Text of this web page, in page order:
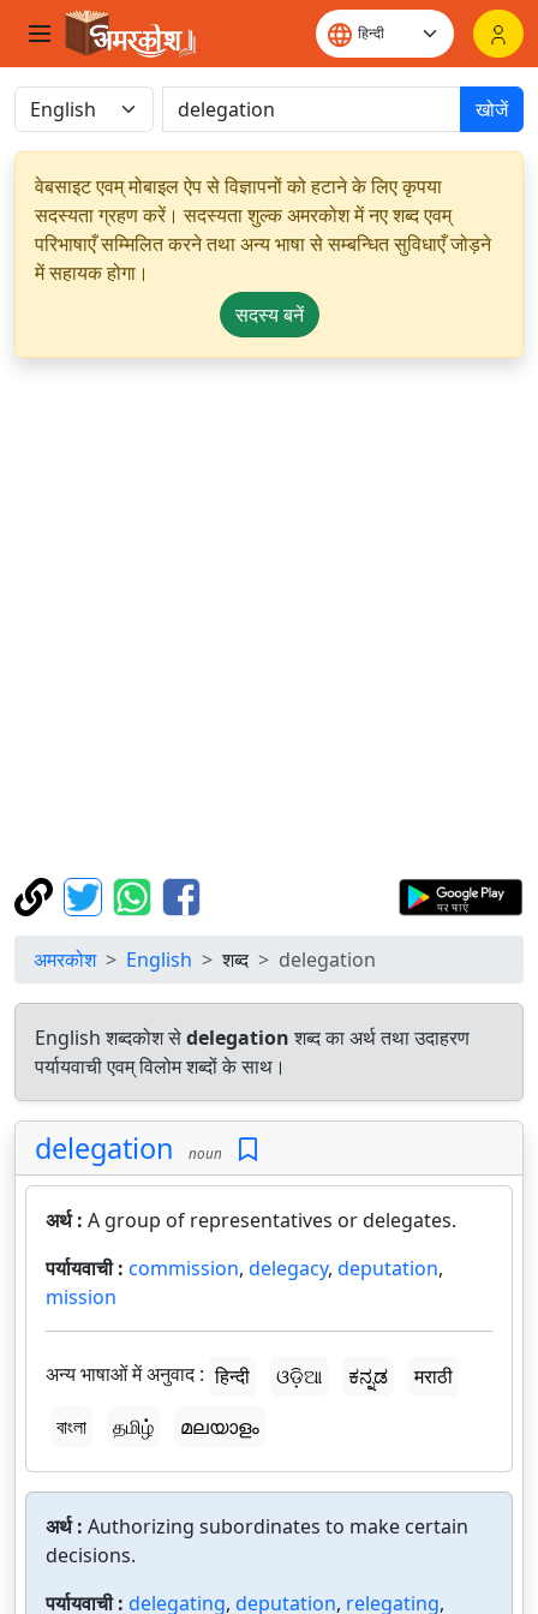
खोजें
वेबसाइट एवम् मोबाइल ऐप से विज्ञापनों को हटाने के लिए कृपया
सदस्यता ग्रहण करें। सदस्यता शुल्क अमरकोश में नए शब्द एवम्
परिभाषाएँ सम्मिलित करने तथा अन्य भाषा से सम्बन्धित सुविधाएँ जोड़ने
में सहायक होगा।
सदस्य बनें
अमरकोश English शब्द delegation
English शब्दकोश सेdelegationशब्द का अर्थ तथा उदाहरण
पर्यायवाची एवम् विलोम शब्दों के साथ।
delegation noun
अर्थ : A group of representatives or delegates.
पर्यायवाची : commission, delegacy, deputation,
mission
अन्य भाषाओं में अनुवाद : हिन्दी ଓଡ଼ିଆ ಕನ್ನಡ
मराठी
বাংলা
தமிழ் മലയാളം
अर्थ : Authorizing subordinates to make certain
decisions.
पर्यायवाची : delegating, deputation, relegating,